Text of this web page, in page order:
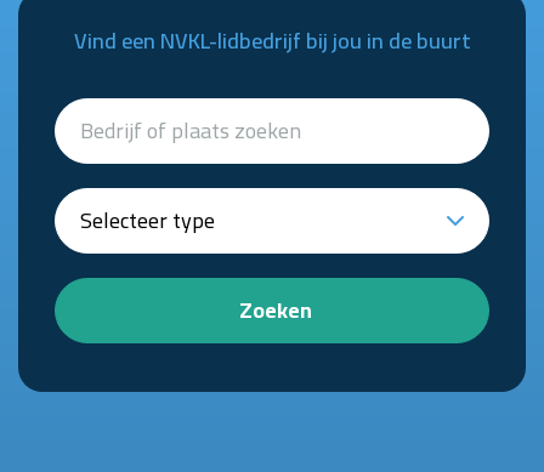
Vind een NVKL-lidbedrijf bij jou in de buurt
Zoeken